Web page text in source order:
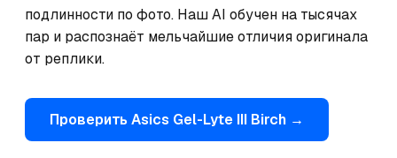
подлинности по фото. Наш AI обучен на тысячах
пар и распознаёт мельчайшие отличия оригинала
от реплики.
Проверить Asics Gel-Lyte III Birch →